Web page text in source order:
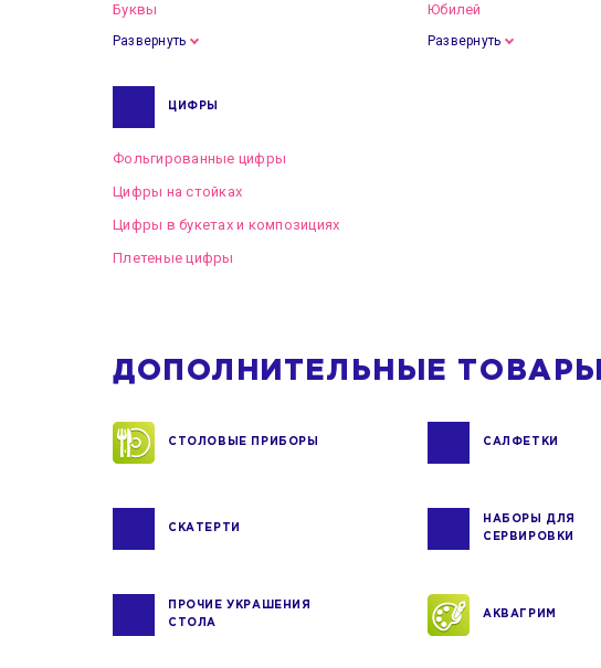
Буквы
Развернуть
Юбилей
Развернуть
ЦИФРЫ
Фольгированные цифры
Цифры на стойках
Цифры в букетах и композициях
Плетеные цифры
ДОПОЛНИТЕЛЬНЫЕ ТОВАРЫ
СТОЛОВЫЕ ПРИБОРЫ САЛФЕТКИ
СКАТЕРТИ
НАБОРЫ ДЛЯ
СЕРВИРОВКИ
ПРОЧИЕ УКРАШЕНИЯ
СТОЛА
АКВАГРИМ